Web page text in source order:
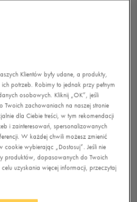
Klientów były udane, a produkty,
potrzeb. Robimy to jednak przy pełnym
osobowych. Kliknij „OK”, jeśli
Twoich zachowaniach na naszej stronie
dla Ciebie treści, w tym rekomendacji
i zainteresowań, spersonalizowanych
W każdej chwili możesz zmienić
wybierając „Dostosuj”. Jeśli nie
produktów, dopasowanych do Twoich
uzyskania więcej informacji, przeczytaj